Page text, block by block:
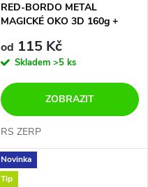
RED-BORDO METAL
MAGICKÉ OKO 3D 160g +
HOOK
od 115 Kč
Skladem >5 ks
ZOBRAZIT
RS ZERP
Novinka
Tip